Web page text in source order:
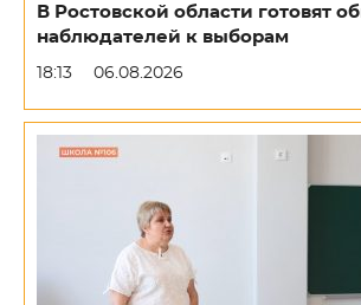
В Ростовской области готовят
наблюдателей к выборам
18:13 06.08.2026